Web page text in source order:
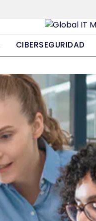
CIBERSEGURIDAD